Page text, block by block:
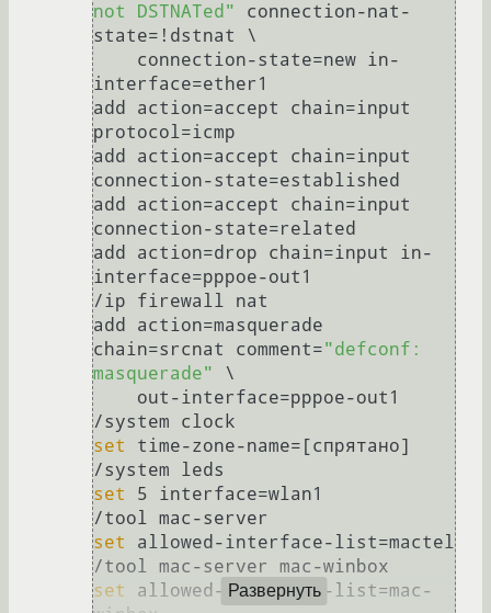
not DSTNATed"
connection-nat-
state=!dstnat \
interface=ether1
add action=accept chain=input
protocol=icmp
add action=accept chain=input
connection-state=established
add action=accept chain=input
connection-state=related
add action=drop chain=input in-
interface=pppoe-out1
/ip firewall nat
add action=masquerade
chain=srcnat comment="defconf:
masquerade"
\
set
time-zone-name=[спрятано]
set
5 interface=wlan1
set
allowed-interface-list=mactel
set
allowed-interface-list=mac-
Развернуть